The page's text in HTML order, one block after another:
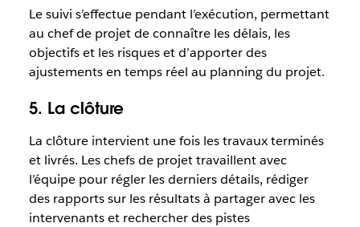
Le suivi s’effectue pendant l’exécution, permettant
au chef de projet de connaître les délais, les
objectifs et les risques et d’apporter des
ajustements en temps réel au planning du projet.
5. La clôture
La clôture intervient une fois les travaux terminés
et livrés. Les chefs de projet travaillent avec
l’équipe pour régler les derniers détails, rédiger
des rapports sur les résultats à partager avec les
intervenants et rechercher des pistes